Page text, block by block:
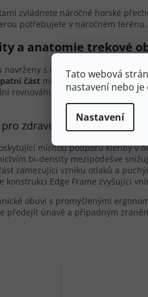
Tato webová
nastavení nebo
Nastavení
zvládnete náročné horské
potřebujete v náročném terénu.
a anatomie trekové
navrženy s důrazem na
část minimalizuje riziko
rovnováhu mezi snížením zátěže
zdravé nohy v terénu
mírnou podporu klenby v
bi-density mezipodešve
zamezující vzniku otlaků a
konstrukci Edge Frame zvyšující
obuvi s promyšlenými
předejít únavě a případným